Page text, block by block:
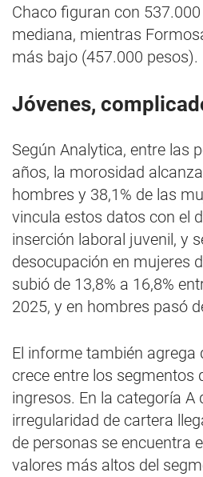
Chaco figuran con
mediana, mientras
más bajo (457.000 pesos).
Jóvenes,
Según Analytica, entre las
años, la morosidad
hombres y 38,1% de las
vincula estos datos con el
inserción laboral juvenil, y
desocupación en mujeres
subió de 13,8% a 16,8%
2025, y en hombres pasó
El informe también agrega
crece entre los segmentos
ingresos. En la categoría A
irregularidad de cartera
de personas se encuentra
valores más altos del